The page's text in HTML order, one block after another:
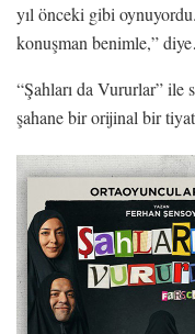
yıl önceki gibi
konuşman benimle,”
“Şahları da Vururlar” ile
şahane bir orijinal bir